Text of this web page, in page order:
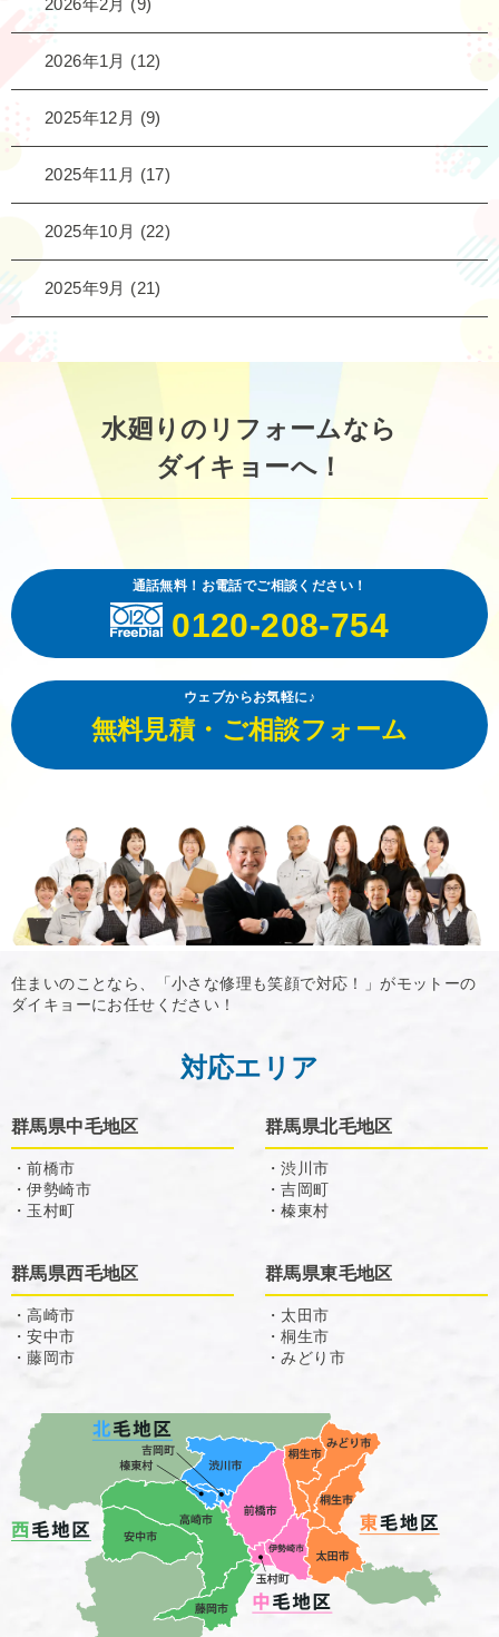
2026年1月 (12)
2025年12月 (9)
2025年11月 (17)
2025年10月 (22)
2025年9月 (21)
水廻りのリフォームなら
ダイキョーへ！
通話無料！お電話でご相談ください！
0120-208-754
ウェブからお気軽に♪
無料見積・ご相談フォーム
住まいのことなら、「小さな修理も笑顔で対応！」がモットーの
ダイキョーにお任せください！
対応エリア
群馬県中毛地区
・前橋市
・伊勢崎市
・玉村町
群馬県北毛地区
・渋川市
・吉岡町
・榛東村
群馬県西毛地区
・高崎市
・安中市
・藤岡市
群馬県東毛地区
・太田市
・桐生市
・みどり市